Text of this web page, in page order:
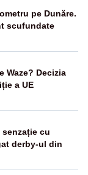
pe Dunăre.
scufundate
Waze? Decizia
a UE
cu
derby-ul din